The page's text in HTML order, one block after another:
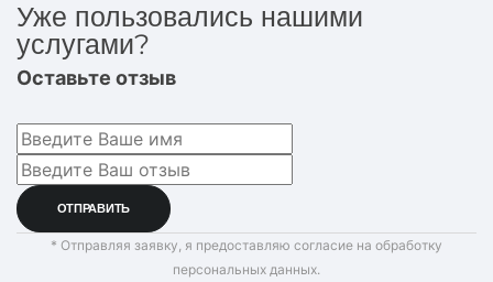
Уже пользовались нашими
услугами?
Оставьте отзыв
* Отправляя заявку, я предоставляю согласие на обработку
персональных данных.